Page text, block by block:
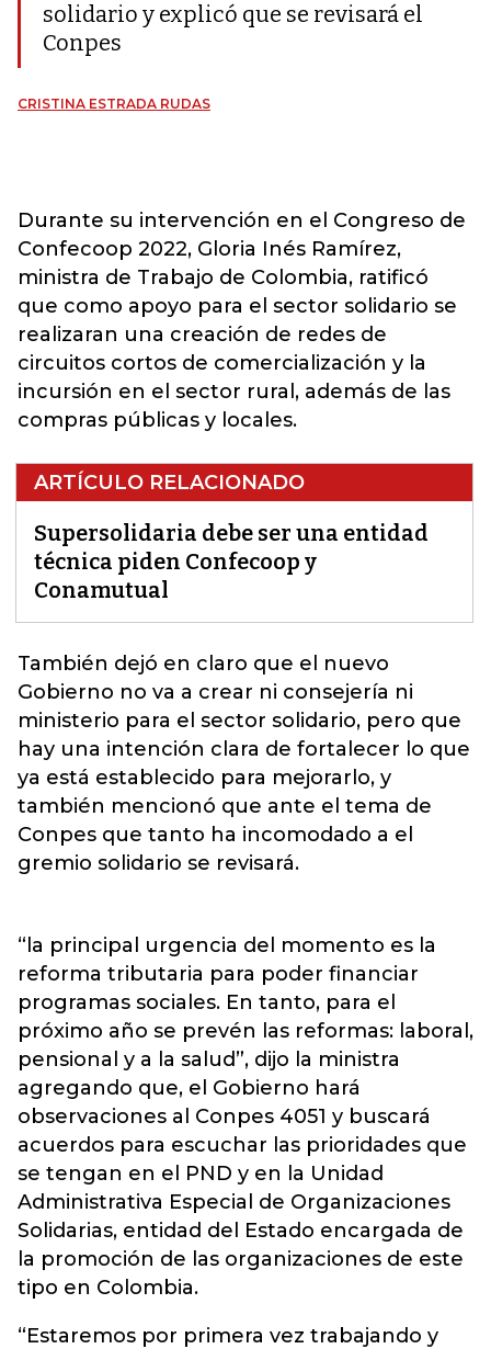
solidario y explicó que se revisará el
Conpes
CRISTINA ESTRADA RUDAS
Durante su intervención en el Congreso de
Confecoop 2022, Gloria Inés Ramírez,
ministra de Trabajo de Colombia, ratificó
que como apoyo para el sector solidario se
realizaran una creación de redes de
circuitos cortos de comercialización y la
incursión en el sector rural, además de las
compras públicas y locales.
ARTÍCULO RELACIONADO
Supersolidaria debe ser una entidad
técnica piden Confecoop y
Conamutual
También dejó en claro que el nuevo
Gobierno no va a crear ni consejería ni
ministerio para el sector solidario, pero que
hay una intención clara de fortalecer lo que
ya está establecido para mejorarlo, y
también mencionó que ante el tema de
Conpes que tanto ha incomodado a el
gremio solidario se revisará.
“la principal urgencia del momento es la
reforma tributaria para poder financiar
programas sociales. En tanto, para el
próximo año se prevén las reformas: laboral,
pensional y a la salud”, dijo la ministra
agregando que, el Gobierno hará
observaciones al Conpes 4051 y buscará
acuerdos para escuchar las prioridades que
se tengan en el PND y en la Unidad
Administrativa Especial de Organizaciones
Solidarias, entidad del Estado encargada de
la promoción de las organizaciones de este
tipo en Colombia.
“Estaremos por primera vez trabajando y